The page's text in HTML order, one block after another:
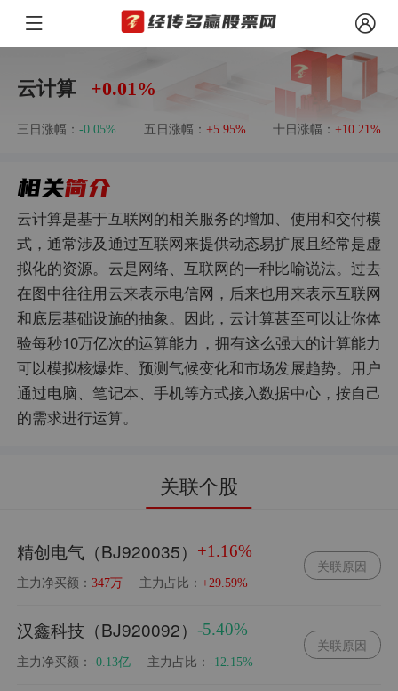
云计算 +0.01%
三日涨幅：-0.05% 五日涨幅： +5.95% 十日涨幅： +10.21%
云计算是基于互联网的相关服务的增加、使用和交付模
式，通常涉及通过互联网来提供动态易扩展且经常是虚
拟化的资源。云是网络、互联网的一种比喻说法。过去
在图中往往用云来表示电信网，后来也用来表示互联网
和底层基础设施的抽象。因此，云计算甚至可以让你体
验每秒10万亿次的运算能力，拥有这么强大的计算能力
可以模拟核爆炸、预测气候变化和市场发展趋势。用户
通过电脑、笔记本、手机等方式接入数据中心，按自己
的需求进行运算。
关联个股
精创电气（BJ920035） +1.16%
主力净买额：347万 主力占比：+29.59%
关联原因
汉鑫科技（BJ920092）-5.40%
主力净买额：-0.13亿 主力占比：-12.15%
关联原因